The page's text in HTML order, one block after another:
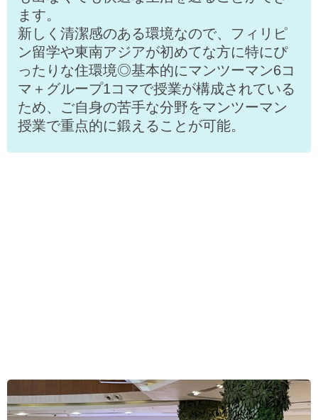
ます。
新しく清潔感のある環境なので、フィリピ
ン留学や東南アジアが初めてな方に特にぴ
ったりな住環境◎基本的にマンツーマン6コ
マ＋グループ1コマで授業が構成されている
ため、ご自身の苦手な分野をマンツーマン
授業で重点的に鍛えることが可能。